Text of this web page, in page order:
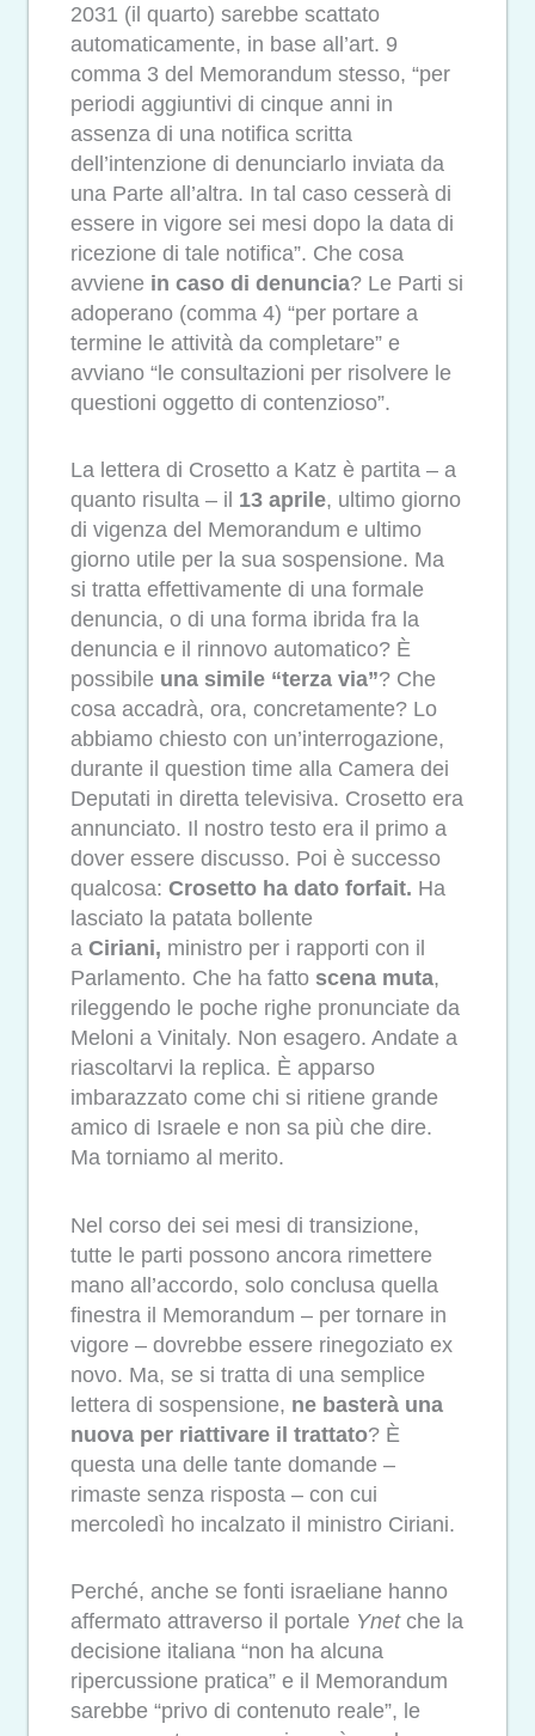
2031 (il quarto) sarebbe scattato
automaticamente, in base all’art. 9
comma 3 del Memorandum stesso, “per
periodi aggiuntivi di cinque anni in
assenza di una notifica scritta
dell’intenzione di denunciarlo inviata da
una Parte all’altra. In tal caso cesserà di
essere in vigore sei mesi dopo la data di
ricezione di tale notifica”. Che cosa
avviene in caso di denuncia? Le Parti si
adoperano (comma 4) “per portare a
termine le attività da completare” e
avviano “le consultazioni per risolvere le
questioni oggetto di contenzioso”.
La lettera di Crosetto a Katz è partita – a
quanto risulta – il 13 aprile, ultimo giorno
di vigenza del Memorandum e ultimo
giorno utile per la sua sospensione. Ma
si tratta effettivamente di una formale
denuncia, o di una forma ibrida fra la
denuncia e il rinnovo automatico? È
possibile una simile “terza via”? Che
cosa accadrà, ora, concretamente? Lo
abbiamo chiesto con un’interrogazione,
durante il question time alla Camera dei
Deputati in diretta televisiva. Crosetto era
annunciato. Il nostro testo era il primo a
dover essere discusso. Poi è successo
qualcosa: Crosetto ha dato forfait. Ha
lasciato la patata bollente
a Ciriani, ministro per i rapporti con il
Parlamento. Che ha fatto scena muta,
rileggendo le poche righe pronunciate da
Meloni a Vinitaly. Non esagero. Andate a
riascoltarvi la replica. È apparso
imbarazzato come chi si ritiene grande
amico di Israele e non sa più che dire.
Ma torniamo al merito.
Nel corso dei sei mesi di transizione,
tutte le parti possono ancora rimettere
mano all’accordo, solo conclusa quella
finestra il Memorandum – per tornare in
vigore – dovrebbe essere rinegoziato ex
novo. Ma, se si tratta di una semplice
lettera di sospensione, ne basterà una
nuova per riattivare il trattato? È
questa una delle tante domande –
rimaste senza risposta – con cui
mercoledì ho incalzato il ministro Ciriani.
Perché, anche se fonti israeliane hanno
affermato attraverso il portale Ynetche la
decisione italiana “non ha alcuna
ripercussione pratica” e il Memorandum
sarebbe “privo di contenuto reale”, le